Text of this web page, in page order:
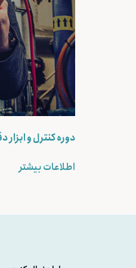
دوره کنترل و ابزار
اطلاعات بیشتر